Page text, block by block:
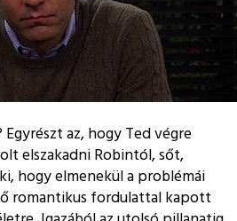
az, hogy Ted végre
elszakadni Robintól, sőt,
hogy elmenekül a problémái
romantikus fordulattal kapott